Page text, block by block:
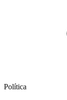
Política